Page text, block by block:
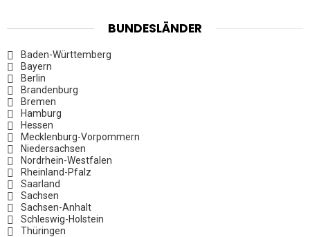
BUNDESLÄNDER
Baden-Württemberg
Bayern
Berlin
Brandenburg
Bremen
Hamburg
Hessen
Mecklenburg-Vorpommern
Niedersachsen
Nordrhein-Westfalen
Rheinland-Pfalz
Saarland
Sachsen
Sachsen-Anhalt
Schleswig-Holstein
Thüringen